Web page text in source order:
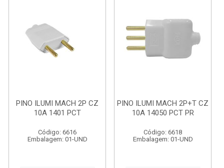
PINO ILUMI MACH 2P CZ
10A 1401 PCT
Código: 6616
Embalagem: 01-UND
PINO ILUMI MACH 2P+T CZ
10A 14050 PCT PR
Código: 6618
Embalagem: 01-UND